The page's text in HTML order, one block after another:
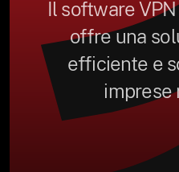
Il software
offre una
efficiente e
imprese